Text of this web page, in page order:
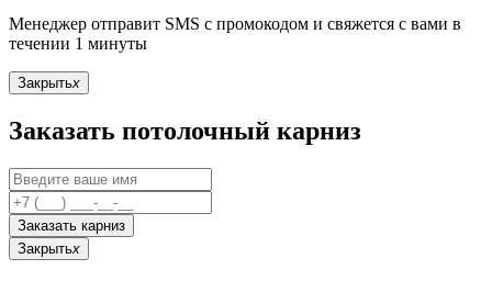
Менеджер отправит SMS с промокодом и свяжется с вами в
течении 1 минуты
Закрытьx
Заказать потолочный карниз
Заказать карниз
Закрытьx